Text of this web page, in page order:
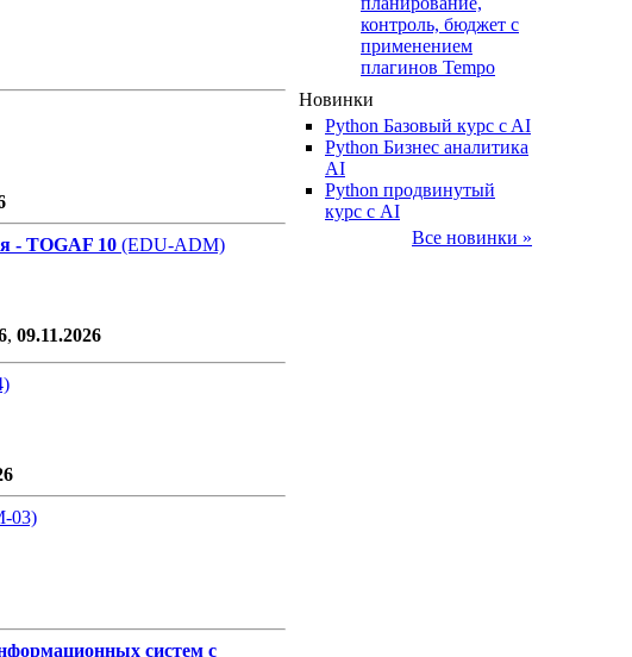
- TOGAF 10 (EDU-ADM)
, 09.11.2026
03)
систем с
контроль, бюджет с
применением
плагинов Tempo
Новинки
Python Базовый курс c AI
Python Бизнес аналитика
AI
Python продвинутый
курс с AI
Все новинки »